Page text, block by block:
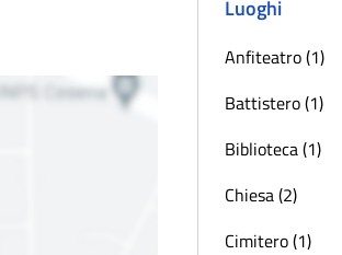
Luoghi
Anfiteatro (1)
Battistero (1)
Biblioteca (1)
Chiesa (2)
Cimitero (1)